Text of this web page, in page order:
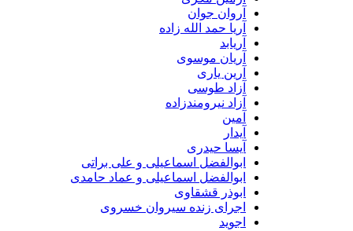
آروان جوان
آریا حمد الله زاده
آریان موسوی
آرین یاری
آزاد طوسی
آزاد نیرومندزاده
آیسا حیدری
ابوالفضل اسماعیلی و علی براتی
ابوالفضل اسماعیلی و عماد حامدی
ابوذر قشقاوی
اجرای زنده سیروان خسروی